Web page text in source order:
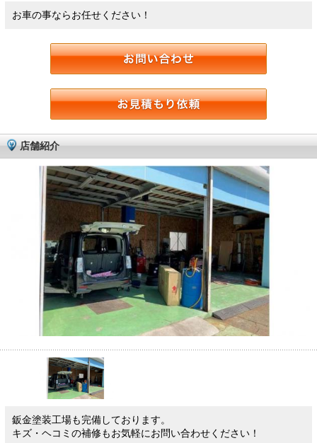
お車の事ならお任せください！
店舗紹介
鈑金塗装工場も完備しております。
キズ・ヘコミの補修もお気軽にお問い合わせください！